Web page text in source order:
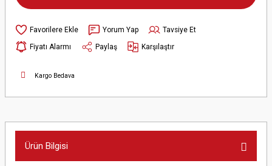
Yorum Yap
Tavsiye Et
Fiyatı Alarmı
Paylaş Karşılaştır
Kargo Bedava
Ürün Bilgisi